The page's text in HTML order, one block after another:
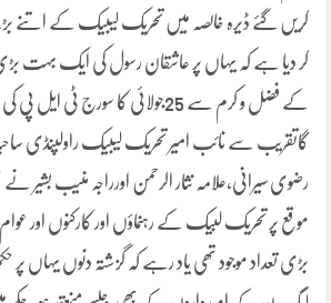
کریں گئے ڈیرہ خالصہ میں تحریک لیبیک کے
کر دیا ہے کہ یہاں پر عاشقان رسول کی ایک بہت بڑی
کے فضل و کرم سے 25جولائی کا سورج ٹی
گاتقریب سے نائب امیر تحریک لیبیک راولپنڈی
رضوی سیرانی،علامہ نثار الرحمن اورراجہ منیب
موقع پر تحریک لبیک کے رہنماؤں اور کارکنوں اور
بڑی تعداد موجود تھی یاد رہے کہ گزشتہ دنوں یہاں پر